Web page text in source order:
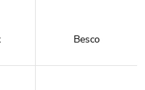
Besco